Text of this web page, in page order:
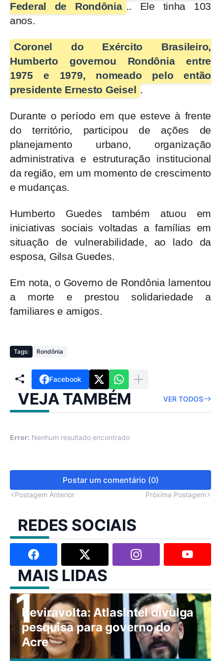
Federal de Rondônia .. Ele tinha 103
anos.
Coronel do Exército Brasileiro,
Humberto governou Rondônia entre
1975 e 1979, nomeado pelo então
presidente Ernesto Geisel .
Durante o período em que esteve à frente
do território, participou de ações de
planejamento urbano, organização
administrativa e estruturação institucional
da região, em um momento de crescimento
e mudanças.
Humberto Guedes também atuou em
iniciativas sociais voltadas a famílias em
situação de vulnerabilidade, ao lado da
esposa, Gilsa Guedes.
Em nota, o Governo de Rondônia lamentou
a morte e prestou solidariedade a
familiares e amigos.
Tags: Rondônia
Facebook
VEJA TAMBÉM VER TODOS
Error: Nenhum resultado encontrado
Postar um comentário (0)
Postagem Anterior Próxima Postagem
REDES SOCIAIS
MAIS LIDAS
Reviravolta: AtlasIntel divulga
pesquisa para governo do
Acre